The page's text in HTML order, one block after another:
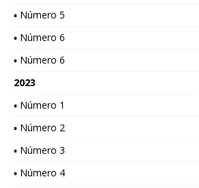
▪ Número 5
▪ Número 6
▪ Número 6
2023
▪ Número 1
▪ Número 2
▪ Número 3
▪ Número 4